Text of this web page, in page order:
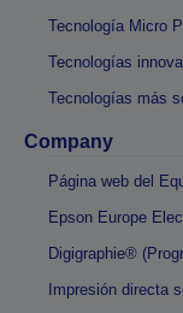
Tecnología Micro
Tecnologías
Tecnologías más
Company
Página web del
Epson Europe
Digigraphie®
Impresión directa